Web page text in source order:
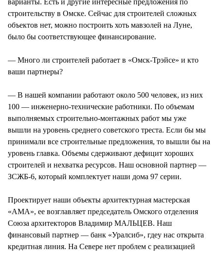
строительству в Омске. Сейчас для строителей сложных
объектов нет, можно построить хоть мавзолей на Луне,
было бы соответствующее финансирование.
— Много ли строителей работает в «Омск-Трэйсе» и кто
ваши партнеры?
— В нашей компании работают около 500 человек, из них
100 — инженерно-технические работники. По объемам
выполняемых строительно-монтажных работ мы уже
вышли на уровень среднего советского треста. Если бы мы
принимали все строительные предложения, то вышли бы на
уровень главка. Объемы сдерживают дефицит хороших
строителей и нехватка ресурсов. Наш основной партнер —
ЗСЖБ-6, который комплектует наши дома 97 серии.
Проектирует наши объекты архитектурная мастерская
«АМА», ее возглавляет председатель Омского отделения
Союза архитекторов Владимир МАЛЬЦЕВ. Наш
финансовый партнер — банк «Уралсиб», гдеу нас открыта
кредитная линия. На Севере нет проблем с реализацией